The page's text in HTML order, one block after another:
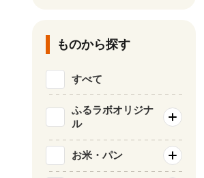
ものから探す
すべて
ふるラボオリジナ
ル
お米・パン